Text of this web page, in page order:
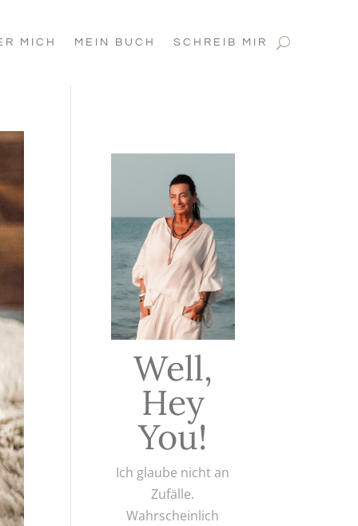
MICH MEIN BUCH SCHREIB MIR
Well,
Hey
You!
Ich glaube nicht an
Zufälle.
Wahrscheinlich